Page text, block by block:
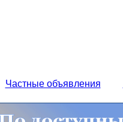
Частные объявления